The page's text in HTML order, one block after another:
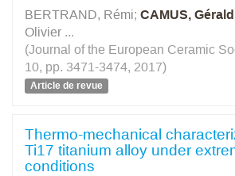
BERTRAND, Rémi; CAMUS, Gérald
Olivier ...
(Journal of the European Ceramic
10, pp. 3471-3474, 2017)
Article de revue
Thermo-mechanical
Ti17 titanium alloy under
conditions